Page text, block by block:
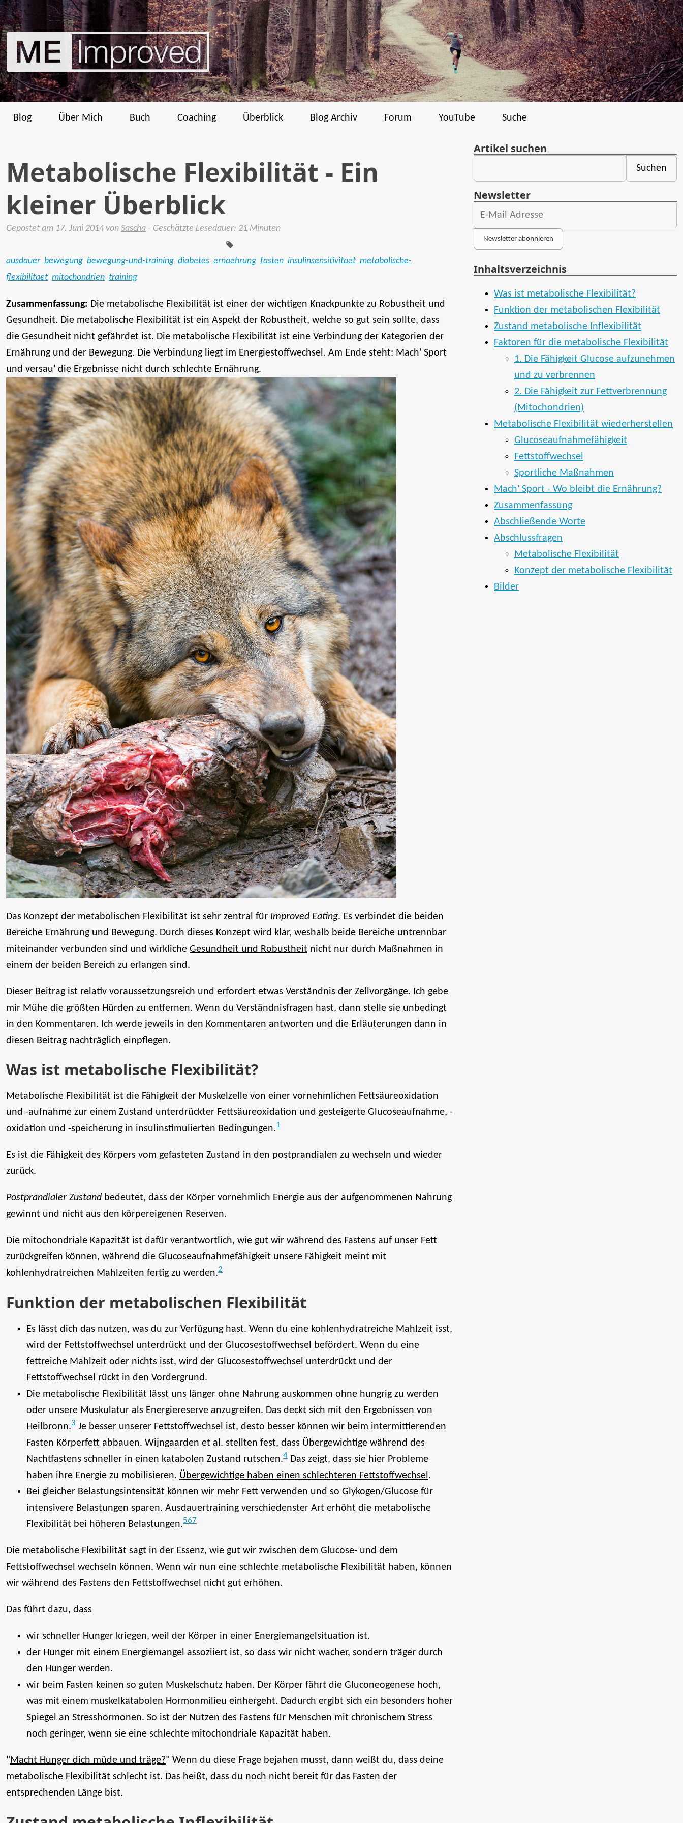
Blog Über Mich Buch Coaching Überblick Blog Archiv Forum YouTube Suche
Metabolische Flexibilität - Ein
kleiner Überblick
Gepostet am 17. Juni 2014 von Sascha - Geschätzte Lesedauer: 21 MinutenTags:
ausdauer bewegung bewegung-und-training diabetes ernaehrung fasten insulinsensitivitaet metabolische-
flexibilitaet mitochondrien training
Zusammenfassung: Die metabolische Flexibilität ist einer der wichtigen Knackpunkte zu Robustheit und
Gesundheit. Die metabolische Flexibilität ist ein Aspekt der Robustheit, welche so gut sein sollte, dass
die Gesundheit nicht gefährdet ist. Die metabolische Flexibilität ist eine Verbindung der Kategorien der
Ernährung und der Bewegung. Die Verbindung liegt im Energiestoffwechsel. Am Ende steht: Mach' Sport
und versau' die Ergebnisse nicht durch schlechte Ernährung.
Das Konzept der metabolischen Flexibilität ist sehr zentral für Improved Eating. Es verbindet die beiden
Bereiche Ernährung und Bewegung. Durch dieses Konzept wird klar, weshalb beide Bereiche untrennbar
miteinander verbunden sind und wirkliche Gesundheit und Robustheit nicht nur durch Maßnahmen in
einem der beiden Bereich zu erlangen sind.
Dieser Beitrag ist relativ voraussetzungsreich und erfordert etwas Verständnis der Zellvorgänge. Ich gebe
mir Mühe die größten Hürden zu entfernen. Wenn du Verständnisfragen hast, dann stelle sie unbedingt
in den Kommentaren. Ich werde jeweils in den Kommentaren antworten und die Erläuterungen dann in
diesen Beitrag nachträglich einpflegen.
Was ist metabolische Flexibilität?
Metabolische Flexibilität ist die Fähigkeit der Muskelzelle von einer vornehmlichen Fettsäureoxidation
und -aufnahme zur einem Zustand unterdrückter Fettsäureoxidation und gesteigerte Glucoseaufnahme, -
oxidation und -speicherung in insulinstimulierten Bedingungen.1
Es ist die Fähigkeit des Körpers vom gefasteten Zustand in den postprandialen zu wechseln und wieder
zurück.
Postprandialer Zustand bedeutet, dass der Körper vornehmlich Energie aus der aufgenommenen Nahrung
gewinnt und nicht aus den körpereigenen Reserven.
Die mitochondriale Kapazität ist dafür verantwortlich, wie gut wir während des Fastens auf unser Fett
zurückgreifen können, während die Glucoseaufnahmefähigkeit unsere Fähigkeit meint mit
kohlenhydratreichen Mahlzeiten fertig zu werden.2
Funktion der metabolischen Flexibilität
Es lässt dich das nutzen, was du zur Verfügung hast. Wenn du eine kohlenhydratreiche Mahlzeit isst,
wird der Fettstoffwechsel unterdrückt und der Glucosestoffwechsel befördert. Wenn du eine
fettreiche Mahlzeit oder nichts isst, wird der Glucosestoffwechsel unterdrückt und der
Fettstoffwechsel rückt in den Vordergrund.
Die metabolische Flexibilität lässt uns länger ohne Nahrung auskommen ohne hungrig zu werden
oder unsere Muskulatur als Energiereserve anzugreifen. Das deckt sich mit den Ergebnissen von
Heilbronn.3 Je besser unserer Fettstoffwechsel ist, desto besser können wir beim intermittierenden
Fasten Körperfett abbauen. Wijngaarden et al. stellten fest, dass Übergewichtige während des
Nachtfastens schneller in einen katabolen Zustand rutschen.4 Das zeigt, dass sie hier Probleme
haben ihre Energie zu mobilisieren. Übergewichtige haben einen schlechteren Fettstoffwechsel.
Bei gleicher Belastungsintensität können wir mehr Fett verwenden und so Glykogen/Glucose für
intensivere Belastungen sparen. Ausdauertraining verschiedenster Art erhöht die metabolische
Flexibilität bei höheren Belastungen.567
Die metabolische Flexibilität sagt in der Essenz, wie gut wir zwischen dem Glucose- und dem
Fettstoffwechsel wechseln können. Wenn wir nun eine schlechte metabolische Flexibilität haben, können
wir während des Fastens den Fettstoffwechsel nicht gut erhöhen.
Das führt dazu, dass
wir schneller Hunger kriegen, weil der Körper in einer Energiemangelsituation ist.
der Hunger mit einem Energiemangel assoziiert ist, so dass wir nicht wacher, sondern träger durch
den Hunger werden.
wir beim Fasten keinen so guten Muskelschutz haben. Der Körper fährt die Gluconeogenese hoch,
was mit einem muskelkatabolen Hormonmilieu einhergeht. Dadurch ergibt sich ein besonders hoher
Spiegel an Stresshormonen. So ist der Nutzen des Fastens für Menschen mit chronischem Stress
noch geringer, wenn sie eine schlechte mitochondriale Kapazität haben.
"Macht Hunger dich müde und träge?" Wenn du diese Frage bejahen musst, dann weißt du, dass deine
metabolische Flexibilität schlecht ist. Das heißt, dass du noch nicht bereit für das Fasten der
entsprechenden Länge bist.
Artikel suchen
Newsletter
Newsletter abonnieren
Inhaltsverzeichnis
Was ist metabolische Flexibilität?
Funktion der metabolischen Flexibilität
Zustand metabolische Inflexibilität
Faktoren für die metabolische Flexibilität
1. Die Fähigkeit Glucose aufzunehmen
und zu verbrennen
2. Die Fähigkeit zur Fettverbrennung
(Mitochondrien)
Metabolische Flexibilität wiederherstellen
Glucoseaufnahmefähigkeit
Fettstoffwechsel
Sportliche Maßnahmen
Mach' Sport - Wo bleibt die Ernährung?
Zusammenfassung
Abschließende Worte
Abschlussfragen
Metabolische Flexibilität
Konzept der metabolische Flexibilität
Bilder